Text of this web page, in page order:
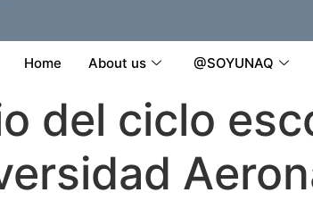
Home About us @SOYUNAQ
del ciclo